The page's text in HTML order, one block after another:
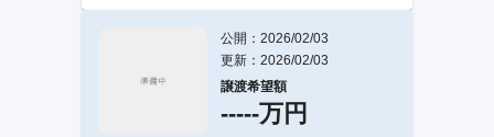
公開：2026/02/03
更新：2026/02/03
譲渡希望額
-----万円